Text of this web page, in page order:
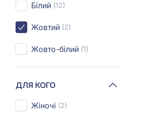
Білий (12)
Жовтий (2)
Жовто-білий (1)
ДЛЯ КОГО
Жіночі (2)